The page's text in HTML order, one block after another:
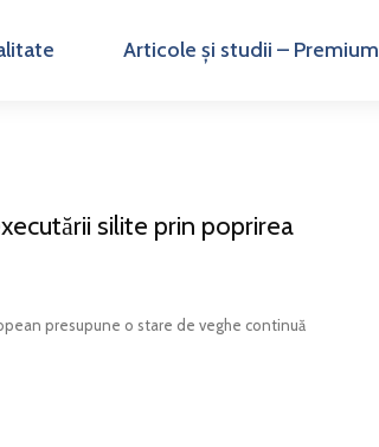
Articole și studii – Premium
silite prin poprirea
presupune o stare de veghe continuă